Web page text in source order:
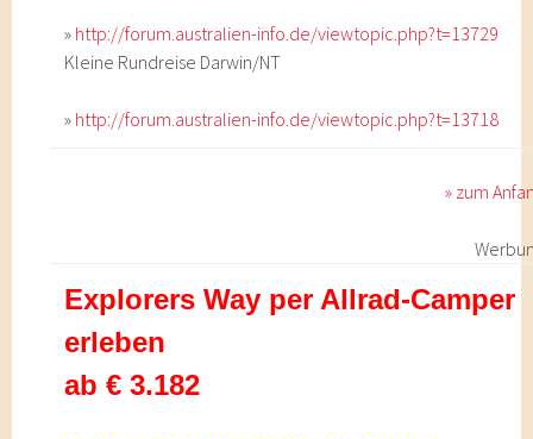
» http://forum.australien-info.de/viewtopic.php?t=13729
Kleine Rundreise Darwin/NT
» http://forum.australien-info.de/viewtopic.php?t=13718
» zum
Explorers Way per Allrad-Camper
erleben
ab € 3.182